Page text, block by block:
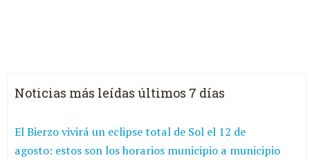
Noticias más leídas últimos 7 días
El Bierzo vivirá un eclipse total de Sol el 12 de
agosto: estos son los horarios municipio a municipio